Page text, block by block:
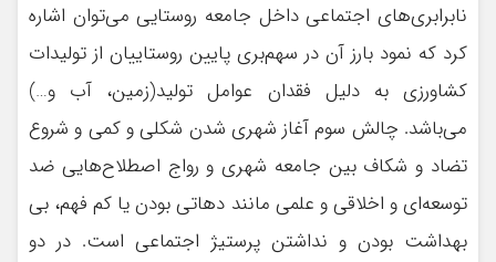
نابرابري‌هاي اجتماعي داخل جامعه روستايي مي‌توان اشاره
كرد كه نمود بارز آن در سهم‌بري پايين روستاييان از توليدات
كشاورزي به دليل فقدان عوامل توليد(زمين، آب و…)
مي‌باشد. چالش سوم آغاز شهري شدن شكلي و كمي و شروع
تضاد و شكاف بين جامعه شهري و رواج اصطلاح‌هايي ضد
توسعه‌اي و اخلاقي و علمي مانند دهاتي بودن يا كم فهم، بي
بهداشت بودن و نداشتن پرستيژ اجتماعي است. در دو